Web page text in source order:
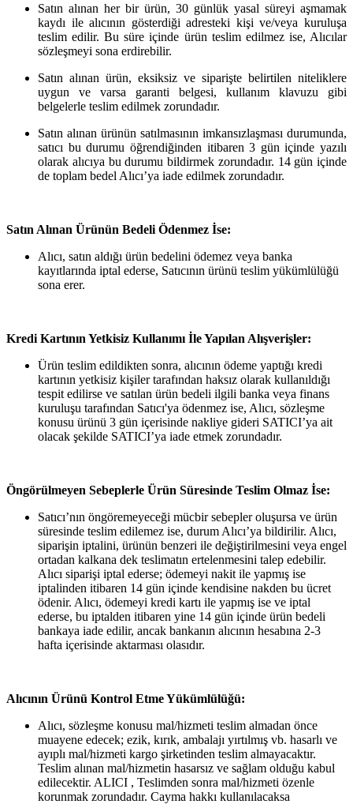
Satın alınan her bir ürün, 30 günlük yasal süreyi aşmamak
kaydı ile alıcının gösterdiği adresteki kişi ve/veya kuruluşa
teslim edilir. Bu süre içinde ürün teslim edilmez ise, Alıcılar
sözleşmeyi sona erdirebilir.
Satın alınan ürün, eksiksiz ve siparişte belirtilen niteliklere
uygun ve varsa garanti belgesi, kullanım klavuzu gibi
belgelerle teslim edilmek zorundadır.
Satın alınan ürünün satılmasının imkansızlaşması durumunda,
satıcı bu durumu öğrendiğinden itibaren 3 gün içinde yazılı
olarak alıcıya bu durumu bildirmek zorundadır. 14 gün içinde
de toplam bedel Alıcı’ya iade edilmek zorundadır.
Satın Alınan Ürünün Bedeli Ödenmez İse:
Alıcı, satın aldığı ürün bedelini ödemez veya banka
kayıtlarında iptal ederse, Satıcının ürünü teslim yükümlülüğü
sona erer.
Kredi Kartının Yetkisiz Kullanımı İle Yapılan Alışverişler:
Ürün teslim edildikten sonra, alıcının ödeme yaptığı kredi
kartının yetkisiz kişiler tarafından haksız olarak kullanıldığı
tespit edilirse ve satılan ürün bedeli ilgili banka veya finans
kuruluşu tarafından Satıcı'ya ödenmez ise, Alıcı, sözleşme
konusu ürünü 3 gün içerisinde nakliye gideri SATICI’ya ait
olacak şekilde SATICI’ya iade etmek zorundadır.
Öngörülmeyen Sebeplerle Ürün Süresinde Teslim Olmaz İse:
Satıcı’nın öngöremeyeceği mücbir sebepler oluşursa ve ürün
süresinde teslim edilemez ise, durum Alıcı’ya bildirilir. Alıcı,
siparişin iptalini, ürünün benzeri ile değiştirilmesini veya engel
ortadan kalkana dek teslimatın ertelenmesini talep edebilir.
Alıcı siparişi iptal ederse; ödemeyi nakit ile yapmış ise
iptalinden itibaren 14 gün içinde kendisine nakden bu ücret
ödenir. Alıcı, ödemeyi kredi kartı ile yapmış ise ve iptal
ederse, bu iptalden itibaren yine 14 gün içinde ürün bedeli
bankaya iade edilir, ancak bankanın alıcının hesabına 2-3
hafta içerisinde aktarması olasıdır.
Alıcının Ürünü Kontrol Etme Yükümlülüğü:
Alıcı, sözleşme konusu mal/hizmeti teslim almadan önce
muayene edecek; ezik, kırık, ambalajı yırtılmış vb. hasarlı ve
ayıplı mal/hizmeti kargo şirketinden teslim almayacaktır.
Teslim alınan mal/hizmetin hasarsız ve sağlam olduğu kabul
edilecektir. ALICI , Teslimden sonra mal/hizmeti özenle
korunmak zorundadır. Cayma hakkı kullanılacaksa